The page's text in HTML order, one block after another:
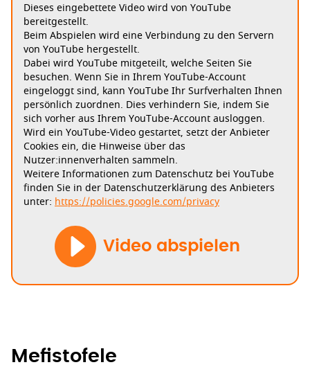
Dieses eingebettete Video wird von YouTube
bereitgestellt.
Beim Abspielen wird eine Verbindung zu den Servern
von YouTube hergestellt.
Dabei wird YouTube mitgeteilt, welche Seiten Sie
besuchen. Wenn Sie in Ihrem YouTube-Account
eingeloggt sind, kann YouTube Ihr Surfverhalten Ihnen
persönlich zuordnen. Dies verhindern Sie, indem Sie
sich vorher aus Ihrem YouTube-Account ausloggen.
Wird ein YouTube-Video gestartet, setzt der Anbieter
Cookies ein, die Hinweise über das
Nutzer:innenverhalten sammeln.
Weitere Informationen zum Datenschutz bei YouTube
finden Sie in der Datenschutzerklärung des Anbieters
unter: https://policies.google.com/privacy
Video abspielen
Mefistofele